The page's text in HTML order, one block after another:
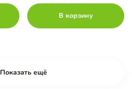
В корзину
Показать ещё